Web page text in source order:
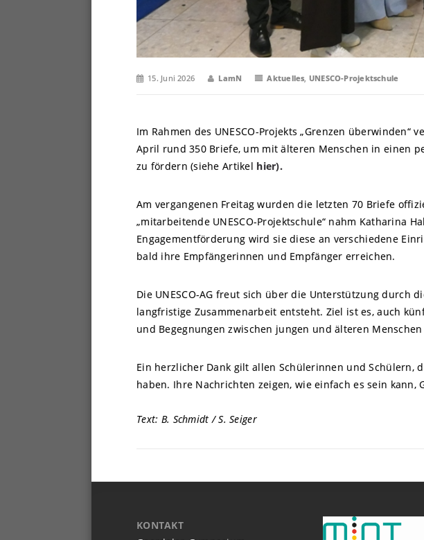
15. Juni 2026 LamN Aktuelles UNESCO-Projektschule
Im Rahmen des UNESCO-Projekts „Grenzen
April rund 350 Briefe, um mit älteren Menschen in einen
zu fördern (siehe Artikel hier).
Am vergangenen Freitag wurden die letzten 70 Briefe
„mitarbeitende UNESCO-Projektschule“ nahm Katharina
Engagementförderung wird sie diese an verschiedene
bald ihre Empfängerinnen und Empfänger erreichen.
Die UNESCO-AG freut sich über die Unterstützung durch
langfristige Zusammenarbeit entsteht. Ziel ist es, auch
und Begegnungen zwischen jungen und älteren
Ein herzlicher Dank gilt allen Schülerinnen und
haben. Ihre Nachrichten zeigen, wie einfach es sein
Text: B. Schmidt / S. Seiger
KONTAKT